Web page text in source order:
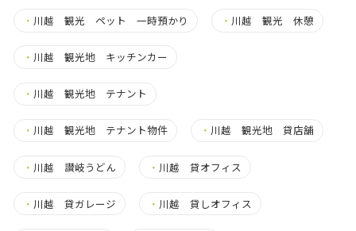
・ 川越 観光 ペット 一時預かり ・ 川越 観光 休憩
・ 川越 観光地 キッチンカー
・ 川越 観光地 テナント
・ 川越 観光地 テナント物件 ・ 川越 観光地 貸店舗
・ 川越 讃岐うどん ・ 川越 貸オフィス
・ 川越 貸ガレージ ・ 川越 貸しオフィス